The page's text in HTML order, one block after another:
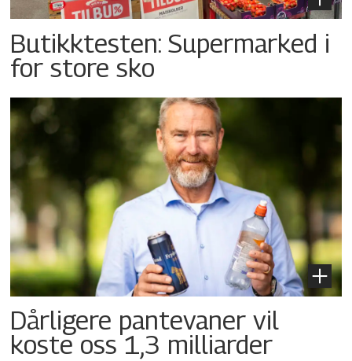
Butikktesten: Supermarked i
for store sko
Dårligere pantevaner vil
koste oss 1,3 milliarder